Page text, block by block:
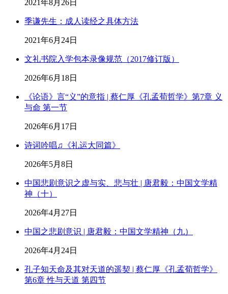
2021年8月26日
季谦先生：成人读经之具体方法
2021年6月24日
文礼书院入学包本录像规范（2017修订版）
2026年6月18日
《论语》言“义”的意指 | 蔡仁厚《孔孟荀哲学》第7章 义
与命 第一节
2026年6月17日
诗词吟唱♫《礼运大同篇》
2026年5月8日
中国悲剧意识之虚与实、悲与壮 | 唐君毅：中国文学精
神（十）
2026年4月27日
中国之悲剧意识 | 唐君毅：中国文学精神（九）
2026年4月24日
孔子知天命及其对天道的遥契 | 蔡仁厚《孔孟荀哲学》
第6章 性与天道 第四节